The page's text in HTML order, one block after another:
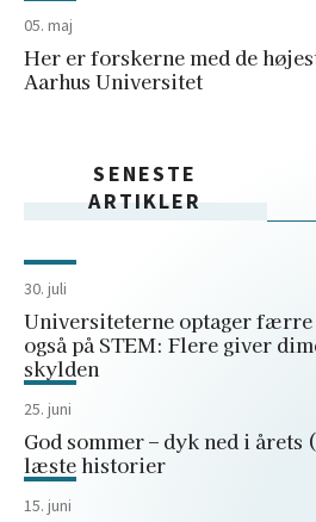
05. maj
Her er forskerne med de
Aarhus Universitet
SENESTE
ARTIKLER
30. juli
Universiteterne optager færre
også på STEM: Flere giver
skylden
25. juni
God sommer – dyk ned i
læste historier
15. juni